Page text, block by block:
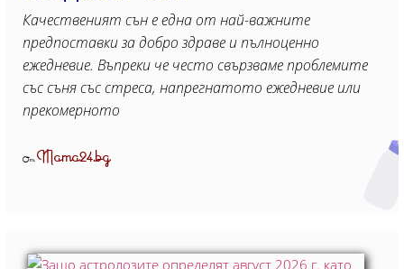
Качественият сън е една от най-важните
предпоставки за добро здраве и пълноценно
ежедневие. Въпреки че често свързваме проблемите
със съня със стреса, напрегнатото ежедневие или
прекомерното
ОтMama24.bg